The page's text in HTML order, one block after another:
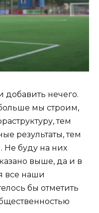
нечего.
мы строим,
тем
результаты, тем
Не буду на них
выше, да и в
все наши
бы отметить